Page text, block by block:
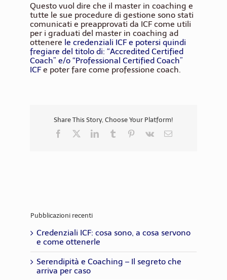
Questo vuol dire che il master in coaching e
tutte le sue procedure di gestione sono stati
comunicati e preapprovati da ICF come utili
per i graduati del master in coaching ad
ottenere le credenziali ICF e potersi quindi
fregiare del titolo di: “Accredited Certified
Coach” e/o “Professional Certified Coach”
ICFe poter fare come professione coach.
Share This Story, Choose Your Platform!
Facebook LinkedInTumblr Pinterest
Vk Email
Pubblicazioni recenti
Credenziali ICF: cosa sono, a cosa servono
e come ottenerle
Serendipità e Coaching – Il segreto che
arriva per caso